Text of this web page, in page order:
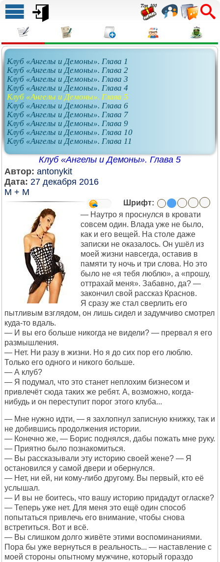
Клуб «Ангелы и Демоны». Глава 1
Клуб «Ангелы и Демоны». Глава 2
Клуб «Ангелы и Демоны». Глава 3
Клуб «Ангелы и Демоны». Глава 4
Клуб «Ангелы и Демоны». Глава 5
Клуб «Ангелы и Демоны». Глава 6
Клуб «Ангелы и Демоны». Глава 7
Клуб «Ангелы и Демоны». Глава 9
Клуб «Ангелы и Демоны». Глава 10
Клуб «Ангелы и Демоны». Глава 11
Клуб «Ангелы и Демоны». Глава 5
Автор: antonykit
Дата: 27 декабря 2016
М + М
Шрифт:
— Наутро я проснулся в кровати
совсем один. Влада уже не было,
как и его вещей. На столе даже
записки не оказалось. Он ушёл из
моей жизни навсегда, оставив в
памяти ту ночь и три слова. Но это
было не «я тебя люблю», а «прошу,
оттрахай меня». Забавно, да? —
закончил свой рассказ Краснов.
Я сразу же стал сверлить его
пытливым взглядом, он лишь сидел и задумчиво смотрел
куда-то вдаль.
— И вы его больше никогда не видели? — прервал я его
размышления.
— Нет. Ни разу в жизни. Но я до сих пор его люблю.
Только его одного и никого больше.
— А клуб?
— Я подумал, что это станет неплохим бизнесом и
привлечёт сюда таких же ребят. А, возможно, когда-
нибудь и он переступит порог этого клуба...
— Мне нужно идти, — я захлопнул записную книжку, так и
не добившись продолжения истории.
— Конечно же, — Борис поднялся, дабы пожать мне руку.
— Приятно было познакомиться.
— Вы рассказывали эту историю своей жене? — Я
остановился у самой двери и обернулся.
— Нет, ни ей, ни кому-либо другому. Вы первый, кто её
услышал.
— И вы не боитесь, что вашу историю придадут огласке?
— Теперь уже нет. Для меня это ещё один способ
попытаться привлечь его внимание, чтобы снова
встретиться. Вот и всё.
— Вы слишком долго живёте этими воспоминаниями.
Пора бы уже вернуться в реальность... — наставление с
моей стороны опытному мужчине, который гораздо